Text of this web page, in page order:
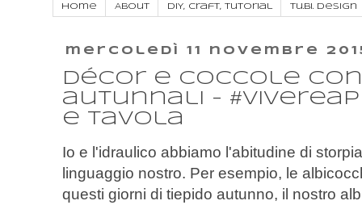
Home About DIY, craft, tutorial Tu.Bi. Design
mercoledì 11 novembre
Décor e coccole
autunnali -
e tavola
Io e l'idraulico abbiamo l'abitudine di
linguaggio nostro. Per esempio, le
questi giorni di tiepido autunno, il nostro